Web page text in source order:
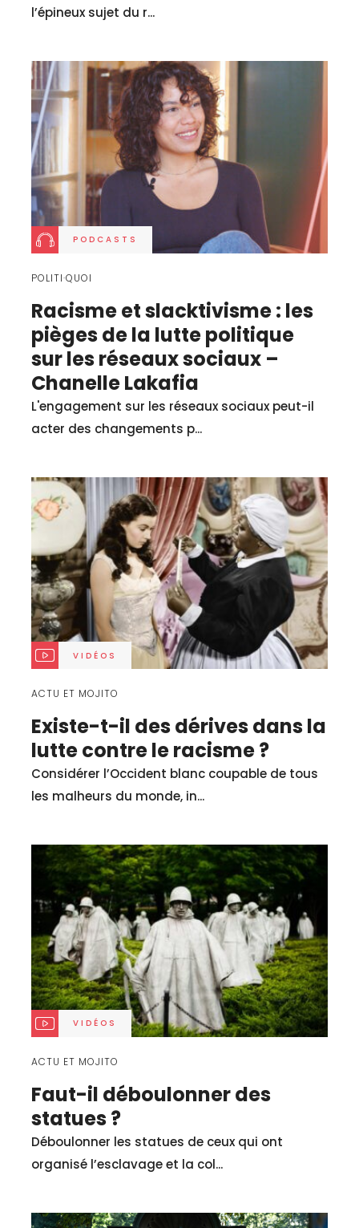
l’épineux sujet du r...
PODCASTS
POLITI·QUOI
Racisme et slacktivisme : les
pièges de la lutte politique
sur les réseaux sociaux –
Chanelle Lakafia
L'engagement sur les réseaux sociaux peut-il
acter des changements p...
VIDÉOS
ACTU ET MOJITO
Existe-t-il des dérives dans la
lutte contre le racisme ?
Considérer l’Occident blanc coupable de tous
les malheurs du monde, in...
VIDÉOS
ACTU ET MOJITO
Faut-il déboulonner des
statues ?
Déboulonner les statues de ceux qui ont
organisé l’esclavage et la col...